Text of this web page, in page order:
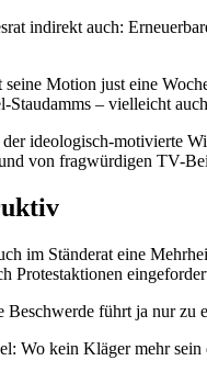
indirekt auch:
seine Motion just eine
Staudamms – vielleicht
ideologisch-motivierte
von fragwürdigen TV-
im Ständerat eine
Protestaktionen
führt ja nur zu
Wo kein Kläger mehr